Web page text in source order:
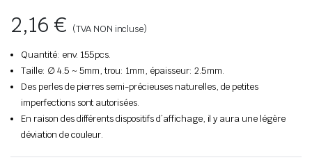
2,16€ (TVA NON incluse)
Quantité: env. 155pcs.
Taille: ∅ 4.5 ~ 5mm, trou: 1mm, épaisseur: 2.5mm.
Des perles de pierres semi-précieuses naturelles, de petites
imperfections sont autorisées.
En raison des différents dispositifs d’affichage, il y aura une légère
déviation de couleur.